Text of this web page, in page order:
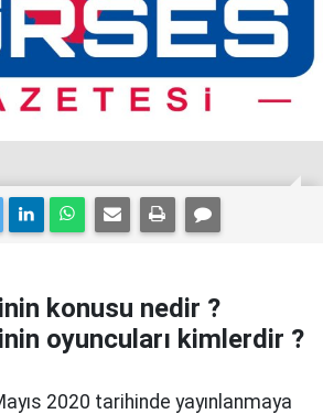
konusu nedir ?
oyuncuları kimlerdir ?
2020 tarihinde yayınlanmaya